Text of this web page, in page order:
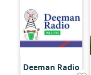
Deeman Radio